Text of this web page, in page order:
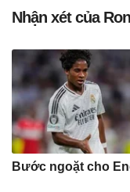
Nhận xét của
Bước ngoặt cho